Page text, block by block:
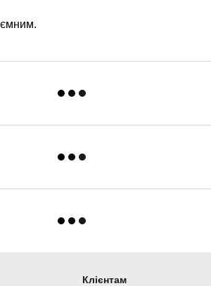
Клієнтам